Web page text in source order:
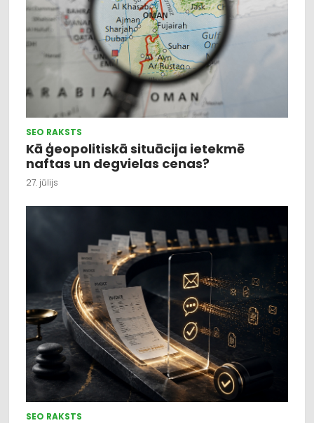
SEO RAKSTS
Kā ģeopolitiskā situācija ietekmē
naftas un degvielas cenas?
27. jūlijs
SEO RAKSTS